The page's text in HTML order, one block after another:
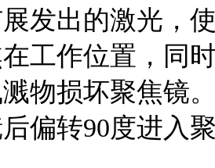
发出的激光，
工作位置，同
物损坏聚焦镜
偏转90度进入